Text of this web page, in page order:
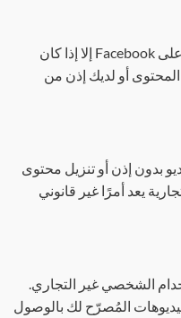
لا ينبغي تنزيل مقاطع الفيديو الخاصة على Facebook إلا إذا كان
المحتوى أو لديك إذن من
بدون إذن أو تنزيل محتوى
يعد أمرًا غير قانوني
الشخصي غير التجاري.
المُصرّح لك بالوصول